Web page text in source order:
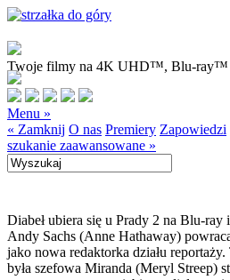
Twoje filmy na 4K UHD™, Blu-
Menu »
« Zamknij O nas Premiery Zapowiedzi
szukanie zaawansowane »
Diabeł ubiera się u Prady 2 na Blu-
Andy Sachs (Anne Hathaway)
jako nowa redaktorka działu
była szefowa Miranda (Meryl Streep)